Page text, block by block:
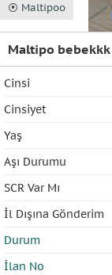
⦿ Maltipoo
Maltipo bebekkk
Cinsi
Cinsiyet
Yaş
Aşı Durumu
SCR Var Mı
İl Dışına Gönderim
Durum
İlan No